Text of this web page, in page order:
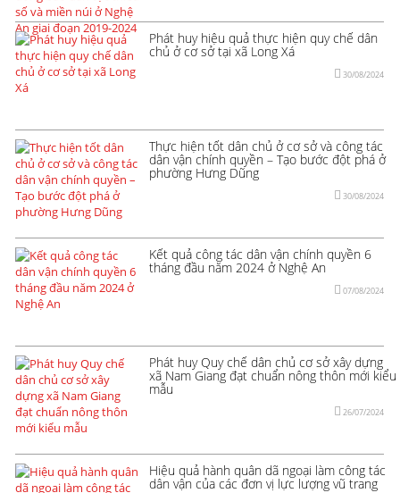
Phát huy hiệu quả thực hiện quy chế dân
chủ ở cơ sở tại xã Long Xá
30/08/2024
Thực hiện tốt dân chủ ở cơ sở và công tác
dân vận chính quyền – Tạo bước đột phá ở
phường Hưng Dũng
30/08/2024
Kết quả công tác dân vận chính quyền 6
tháng đầu năm 2024 ở Nghệ An
07/08/2024
Phát huy Quy chế dân chủ cơ sở xây dựng
xã Nam Giang đạt chuẩn nông thôn mới kiểu
mẫu
26/07/2024
Hiệu quả hành quân dã ngoại làm công tác
dân vận của các đơn vị lực lượng vũ trang